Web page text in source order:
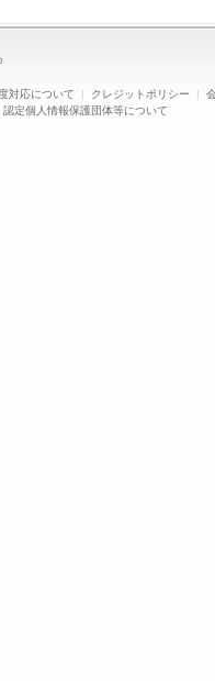
対応について | クレジットポリシー |
認定個人情報保護団体等について